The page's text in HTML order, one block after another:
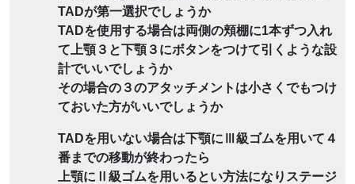
TADが第一選択でしょうか
TADを使用する場合は両側の頬棚に1本ずつ入れ
て上顎３と下顎３にボタンをつけて引くような設
計でいいでしょうか
その場合の３のアタッチメントは小さくでもつけ
ておいた方がいいでしょうか
TADを用いない場合は下顎にⅢ級ゴムを用いて４
番までの移動が終わったら
上顎にⅡ級ゴムを用いるとい方法になりステージ